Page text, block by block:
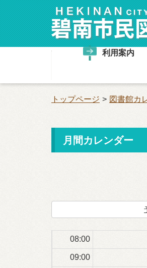
利用案内
トップページ 図書館カ
月間カレンダー
00:00
02:00
03:00
06:00
07:00
08:00
09:00